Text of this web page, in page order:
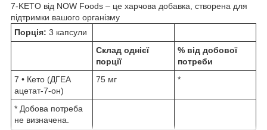
7-KETO від NOW Foods – це харчова добавка, створена для
підтримки вашого організму
Порція: 3 капсули
Склад однієї
порції
% від добової
потреби
7 • Кето (ДГЕА
ацетат-7-он)
75 мг *
* Добова потреба
не визначена.